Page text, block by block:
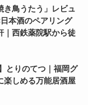
き鳥うたう」レビュ
本酒のペアリング
｜西鉄薬院駅から徒
とりのてつ｜福岡グ
楽しめる万能居酒屋